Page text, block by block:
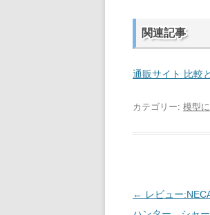
関連記事
通販サイト 比較
カテゴリー: 模型
投
← レビュー